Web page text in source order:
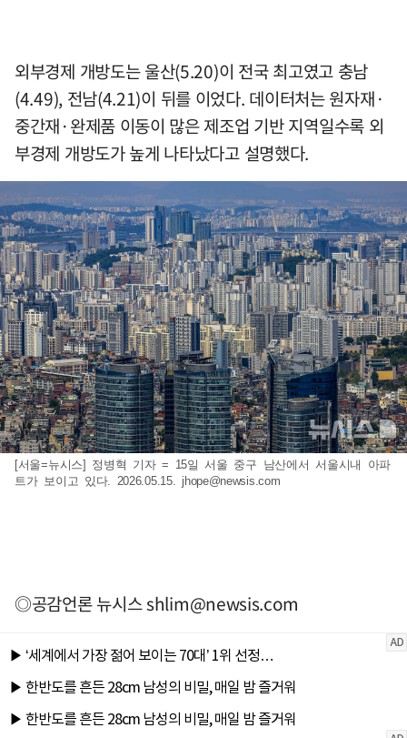
외부경제 개방도는 울산(5.20)이 전국 최고였고 충남
(4.49), 전남(4.21)이 뒤를 이었다. 데이터처는 원자재·
중간재·완제품 이동이 많은 제조업 기반 지역일수록 외
부경제 개방도가 높게 나타났다고 설명했다.
[서울=뉴시스] 정병혁 기자 = 15일 서울 중구 남산에서 서울시내 아파
트가 보이고 있다. 2026.05.15. jhope@newsis.com
◎공감언론 뉴시스shlim@newsis.com